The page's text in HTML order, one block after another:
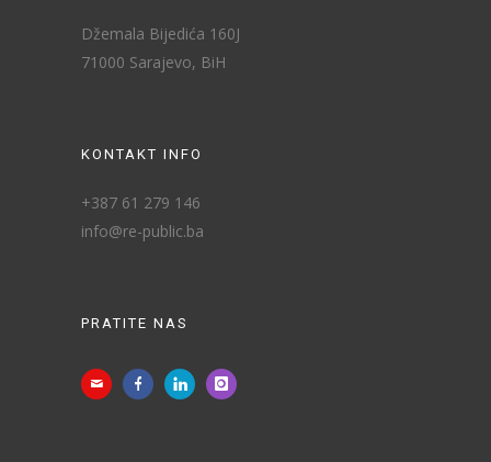
Džemala Bijedića 160J
71000 Sarajevo, BiH
KONTAKT INFO
+387 61 279 146
info@re-public.ba
PRATITE NAS